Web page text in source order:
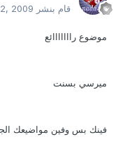
قام بنشر 2009
موضوع رااااااائع
ميرسي بسنت
فينك بس وفين مواضيعك